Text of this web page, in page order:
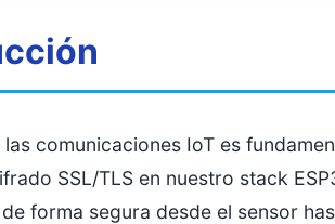
las comunicaciones IoT es
SSL/TLS en nuestro stack
forma segura desde el sensor